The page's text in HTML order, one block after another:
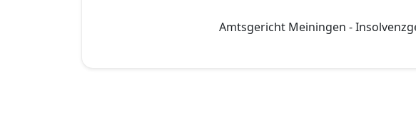
Amtsgericht Meiningen -